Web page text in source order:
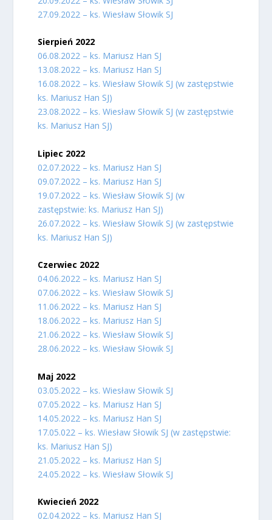
27.09.2022 – ks. Wiesław Słowik SJ
Sierpień 2022
06.08.2022 – ks. Mariusz Han SJ
13.08.2022 – ks. Mariusz Han SJ
16.08.2022 – ks. Wiesław Słowik SJ (w zastępstwie
ks. Mariusz Han SJ)
23.08.2022 – ks. Wiesław Słowik SJ (w zastępstwie
ks. Mariusz Han SJ)
Lipiec 2022
02.07.2022 – ks. Mariusz Han SJ
09.07.2022 – ks. Mariusz Han SJ
19.07.2022 – ks. Wiesław Słowik SJ (w
zastępstwie: ks. Mariusz Han SJ)
26.07.2022 – ks. Wiesław Słowik SJ (w zastępstwie
ks. Mariusz Han SJ)
Czerwiec 2022
04.06.2022 – ks. Mariusz Han SJ
07.06.2022 – ks. Wiesław Słowik SJ
11.06.2022 – ks. Mariusz Han SJ
18.06.2022 – ks. Mariusz Han SJ
21.06.2022 – ks. Wiesław Słowik SJ
28.06.2022 – ks. Wiesław Słowik SJ
Maj 2022
03.05.2022 – ks. Wiesław Słowik SJ
07.05.2022 – ks. Mariusz Han SJ
14.05.2022 – ks. Mariusz Han SJ
17.05.022 – ks. Wiesław Słowik SJ (w zastępstwie:
ks. Mariusz Han SJ)
21.05.2022 – ks. Mariusz Han SJ
24.05.2022 – ks. Wiesław Słowik SJ
Kwiecień 2022
02.04.2022 – ks. Mariusz Han SJ